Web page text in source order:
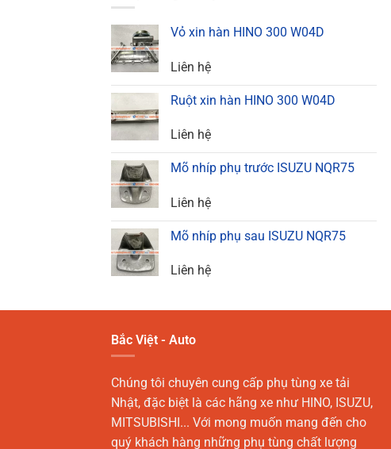
Vỏ xin hàn HINO 300 W04D
Liên hệ
Ruột xin hàn HINO 300 W04D
Liên hệ
Mõ nhíp phụ trước ISUZU NQR75
Liên hệ
Mõ nhíp phụ sau ISUZU NQR75
Liên hệ
Bắc Việt - Auto
Chúng tôi chuyên cung cấp phụ tùng xe tải
Nhật, đặc biệt là các hãng xe như HINO, ISUZU,
MITSUBISHI... Với mong muốn mang đến cho
quý khách hàng những phụ tùng chất lượng